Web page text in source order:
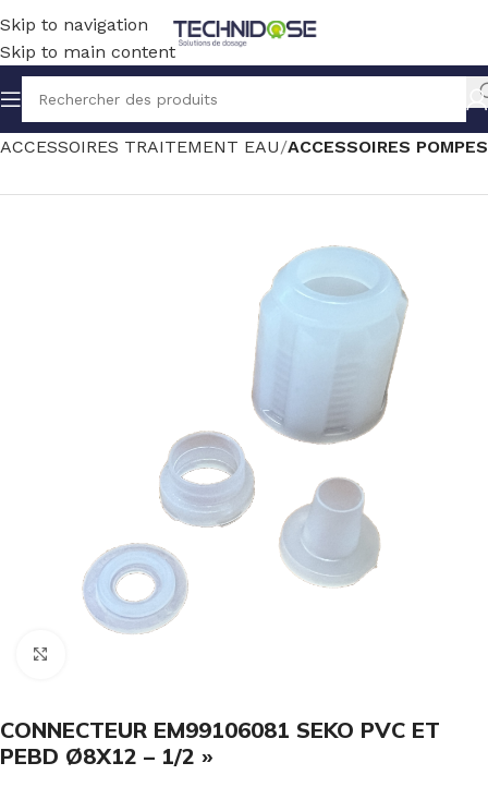
Skip to navigation
Skip to main content
Accueil TRAITEMENT EAU
ACCESSOIRES TRAITEMENT EAU ACCESSOIRES POMPES
CONNECTEUR EM99106081 SEKO PVC ET
PEBD Ø8X12 – 1/2 »